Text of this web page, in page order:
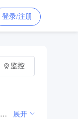
登录/注册
服务：环保设备、计算机软件的技术开发、技术咨询、技术服务，室内外装饰工程，环保工程；批发、零售：环保设备、化工产品（除化学危险品及易制毒化学品）、建筑材料、五金、计算机；其他无需报经审批的一切合法项目。（依法须经批准的项目，经相关部门批准后方可开展经营活动） 展开
监控